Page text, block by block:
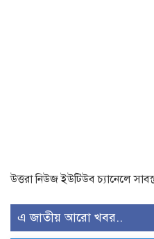
উত্তরা নিউজ ইউটিউব চ্যানেলে
এ জাতীয় আরো খবর..